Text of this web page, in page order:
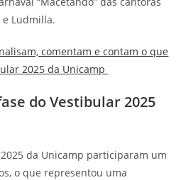
e Ludmilla.
comentam e contam o que
2025 da Unicamp
do Vestibular 2025
da Unicamp participaram um
o que representou uma